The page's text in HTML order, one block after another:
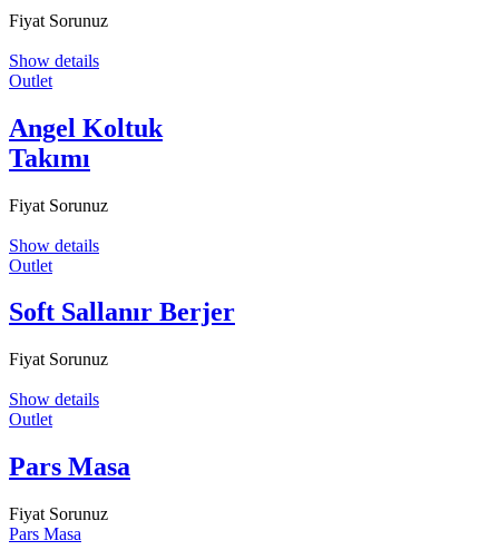
Fiyat Sorunuz
Show details
Outlet
Angel Koltuk
Takımı
Fiyat Sorunuz
Show details
Outlet
Soft Sallanır Berjer
Fiyat Sorunuz
Show details
Outlet
Pars Masa
Fiyat Sorunuz
Pars Masa